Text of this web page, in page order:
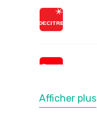
Afficher plus